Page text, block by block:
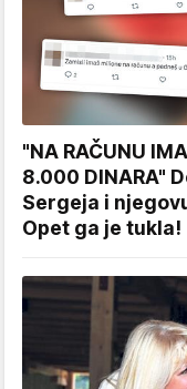
"NA RAČUNU
8.000 DINARA"
Sergeja i
Opet ga je tukla!